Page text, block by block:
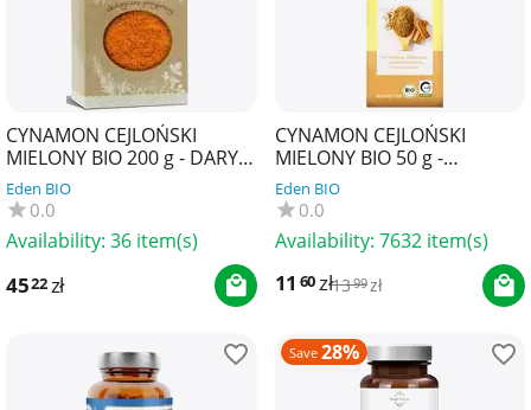
CYNAMON CEJLOŃSKI
MIELONY BIO 200 g - DARY
NATURY
Eden BIO
0.0
Availability: 36 item(s)
4522zł
CYNAMON CEJLOŃSKI
MIELONY BIO 50 g -
LEBENSBAUM
Eden BIO
0.0
Availability: 7632 item(s)
11 60zł1399zł
Save 28%